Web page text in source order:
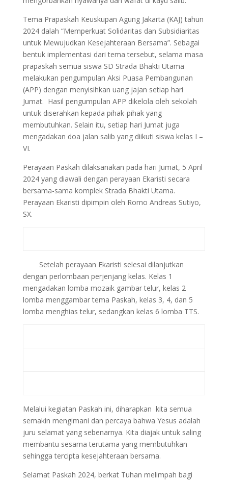
Tema Prapaskah Keuskupan Agung Jakarta (KAJ) tahun
2024 dalah “Memperkuat Solidaritas dan Subsidiaritas
untuk Mewujudkan Kesejahteraan Bersama”. Sebagai
bentuk implementasi dari tema tersebut, selama masa
prapaskah semua siswa SD Strada Bhakti Utama
melakukan pengumpulan Aksi Puasa Pembangunan
(APP) dengan menyisihkan uang jajan setiap hari
Jumat. Hasil pengumpulan APP dikelola oleh sekolah
untuk diserahkan kepada pihak-pihak yang
membutuhkan. Selain itu, setiap hari Jumat juga
mengadakan doa jalan salib yang diikuti siswa kelas I –
VI.
Perayaan Paskah dilaksanakan pada hari Jumat, 5 April
2024 yang diawali dengan perayaan Ekaristi secara
bersama-sama komplek Strada Bhakti Utama.
Perayaan Ekaristi dipimpin oleh Romo Andreas Sutiyo,
SX.
Setelah perayaan Ekaristi selesai dilanjutkan
dengan perlombaan perjenjang kelas. Kelas 1
mengadakan lomba mozaik gambar telur, kelas 2
lomba menggambar tema Paskah, kelas 3, 4, dan 5
lomba menghias telur, sedangkan kelas 6 lomba TTS.
Melalui kegiatan Paskah ini, diharapkan kita semua
semakin mengimani dan percaya bahwa Yesus adalah
juru selamat yang sebenarnya. Kita diajak untuk saling
membantu sesama terutama yang membutuhkan
sehingga tercipta kesejahteraan bersama.
Selamat Paskah 2024, berkat Tuhan melimpah bagi